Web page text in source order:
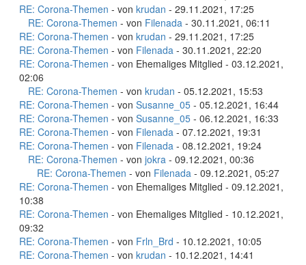
RE: Corona-Themen - von krudan - 29.11.2021, 17:25
RE: Corona-Themen - von Filenada - 30.11.2021, 06:11
RE: Corona-Themen - von krudan - 29.11.2021, 17:25
RE: Corona-Themen - von Filenada - 30.11.2021, 22:20
RE: Corona-Themen - von Ehemaliges Mitglied - 03.12.2021,
02:06
RE: Corona-Themen - von krudan - 05.12.2021, 15:53
RE: Corona-Themen - von Susanne_05 - 05.12.2021, 16:44
RE: Corona-Themen - von Susanne_05 - 06.12.2021, 16:33
RE: Corona-Themen - von Filenada - 07.12.2021, 19:31
RE: Corona-Themen - von Filenada - 08.12.2021, 19:24
RE: Corona-Themen - von jokra - 09.12.2021, 00:36
RE: Corona-Themen - von Filenada - 09.12.2021, 05:27
RE: Corona-Themen - von Ehemaliges Mitglied - 09.12.2021,
10:38
RE: Corona-Themen - von Ehemaliges Mitglied - 10.12.2021,
09:32
RE: Corona-Themen - von Frln_Brd - 10.12.2021, 10:05
RE: Corona-Themen - von krudan - 10.12.2021, 14:41